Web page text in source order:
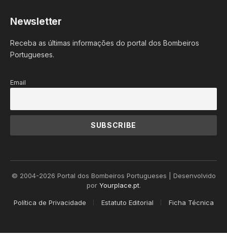
Newsletter
Receba as últimas informações do portal dos Bombeiros
Portugueses.
Email
© 2004-2026 Portal dos Bombeiros Portugueses | Desenvolvido
por Yourplace.pt.
Política de Privacidade Estatuto Editorial Ficha Técnica